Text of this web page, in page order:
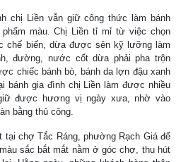
chị Liền vẫn giữ công thức làm bánh
màu. Chị Liền tỉ mỉ từ việc chọn
chế biến, dừa được sên kỹ lưỡng làm
đường, nước cốt dừa phải pha trộn
chiếc bánh bò, bánh da lợn đậu xanh
bánh gia đình chị Liền làm được nhiều
được hương vị ngày xưa, nhờ vào
bằng thủ công.
tại chợ Tắc Ráng, phường Rạch Giá để
sắc bắt mắt nằm ở góc chợ, thu hút